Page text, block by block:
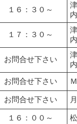
１６：３０～
１７：３０～
お問合せ下さい
お問合せ下さい
お問合せ下さい
１６：００～